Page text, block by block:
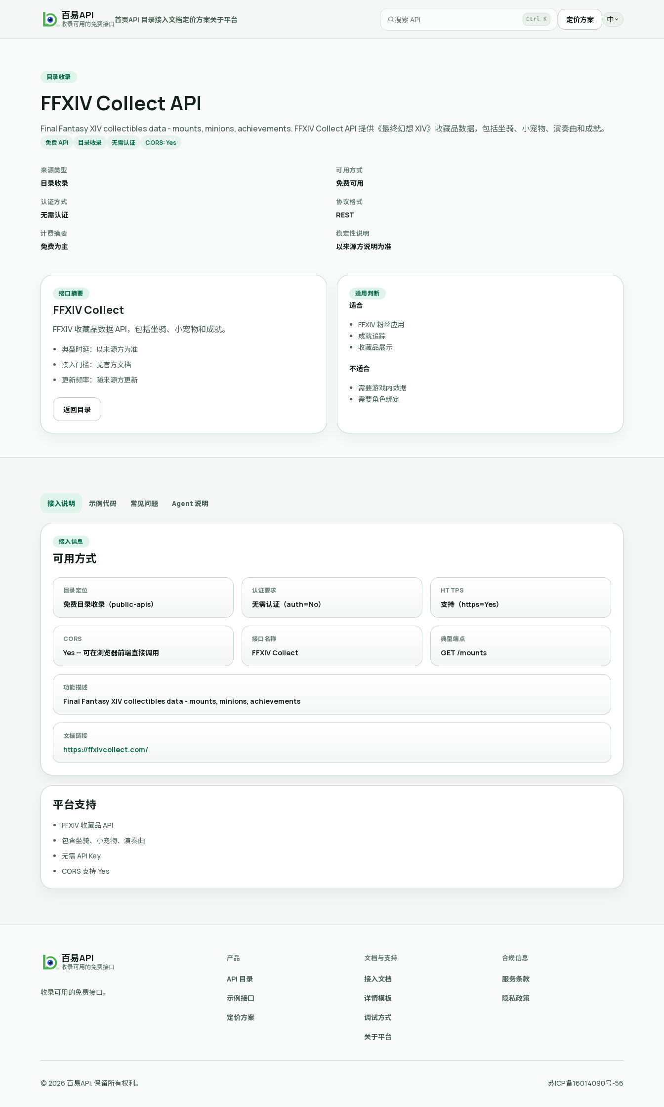
百易API
收录可用的免费接口
首页API 目录接入文档定价方案关于平台 Ctrl K 定价方案 中
目录收录
FFXIV Collect API
Final Fantasy XIV collectibles data - mounts, minions, achievements. FFXIV Collect API 提供《最终幻想 XIV》收藏品数据，包括坐骑、小宠物、演奏曲和成就。
免费 API 目录收录 无需认证 CORS: Yes
来源类型
目录收录
可用方式
免费可用
认证方式
无需认证
协议格式
REST
计费摘要
免费为主
稳定性说明
以来源方说明为准
接口摘要
FFXIV Collect
FFXIV 收藏品数据 API，包括坐骑、小宠物和成就。
典型时延：以来源方为准
接入门槛：见官方文档
更新频率：随来源方更新
返回目录
适用判断
适合
FFXIV 粉丝应用
成就追踪
收藏品展示
不适合
需要游戏内数据
需要角色绑定
接入说明 示例代码 常见问题 Agent 说明
接入信息
可用方式
目录定位
免费目录收录（public-apis）
认证要求
无需认证（auth=No）
HTTPS
支持（https=Yes）
CORS
Yes — 可在浏览器前端直接调用
接口名称
FFXIV Collect
典型端点
GET /mounts
功能描述
Final Fantasy XIV collectibles data - mounts, minions, achievements
文档链接
https://ffxivcollect.com/
平台支持
FFXIV 收藏品 API
包含坐骑、小宠物、演奏曲
无需 API Key
CORS 支持 Yes
百易API
收录可用的免费接口
收录可用的免费接口。
产品
API 目录
示例接口
定价方案
文档与支持
接入文档
详情模板
调试方式
关于平台
合规信息
服务条款
隐私政策
© 2026 百易API. 保留所有权利。 苏ICP备16014090号-56